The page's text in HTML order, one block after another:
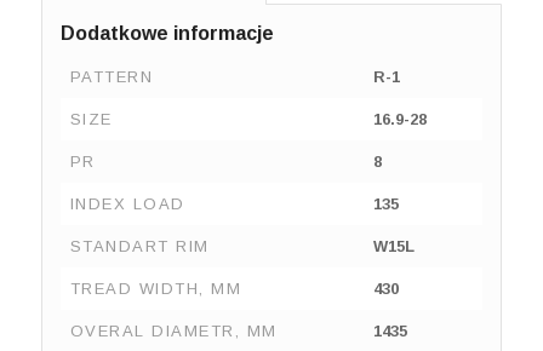
Dodatkowe informacje
PATTERN R-1
SIZE 16.9-28
PR 8
INDEX LOAD 135
STANDART RIM W15L
TREAD WIDTH, MM 430
OVERAL DIAMETR, MM 1435